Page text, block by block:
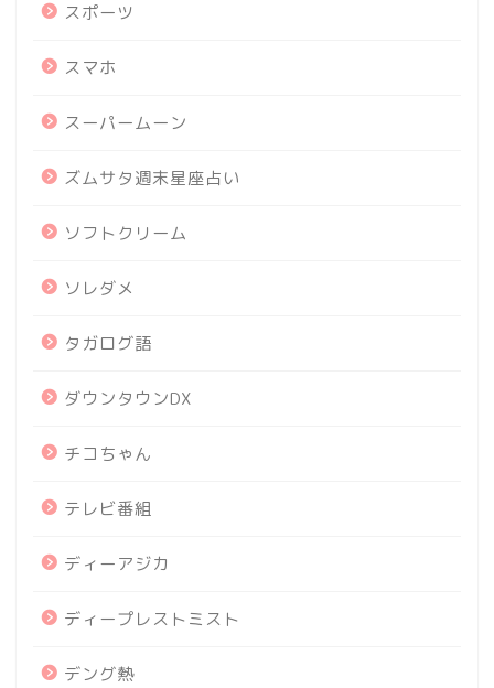
スポーツ
スマホ
スーパームーン
ズムサタ週末星座占い
ソフトクリーム
ソレダメ
タガログ語
ダウンタウンDX
チコちゃん
テレビ番組
ディーアジカ
ディープレストミスト
デング熱